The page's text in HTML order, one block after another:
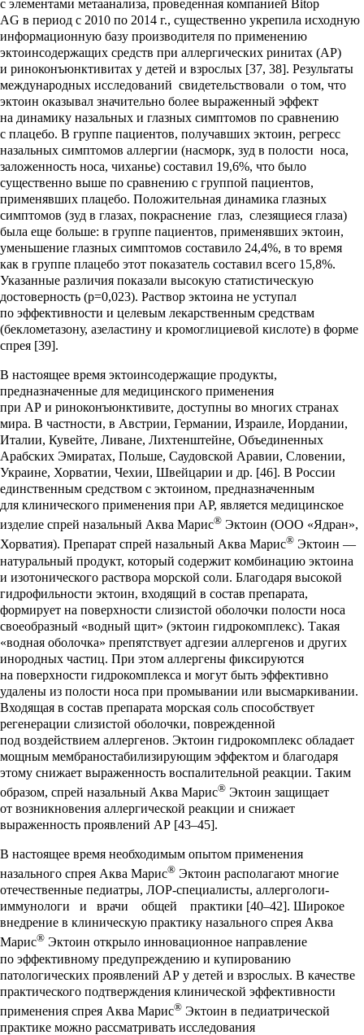
с элементами метаанализа, проведенная компанией Bitop
AG в период с 2010 по 2014 г., существенно укрепила исходную
информационную базу производителя по применению
эктоинсодержащих средств при аллергических ринитах (АР)
и риноконъюнктивитах у детей и взрослых [37, 38]. Результаты
международных исследований свидетельствовали о том, что
эктоин оказывал значительно более выраженный эффект
на динамику назальных и глазных симптомов по сравнению
с плацебо. В группе пациентов, получавших эктоин, регресс
назальных симптомов аллергии (насморк, зуд в полости носа,
заложенность носа, чиханье) составил 19,6%, что было
существенно выше по сравнению с группой пациентов,
применявших плацебо. Положительная динамика глазных
симптомов (зуд в глазах, покраснение глаз, слезящиеся глаза)
была еще больше: в группе пациентов, применявших эктоин,
уменьшение глазных симптомов составило 24,4%, в то время
как в группе плацебо этот показатель составил всего 15,8%.
Указанные различия показали высокую статистическую
достоверность (p=0,023). Раствор эктоина не уступал
по эффективности и целевым лекарственным средствам
(беклометазону, азеластину и кромоглициевой кислоте) в форме
спрея [39].
В настоящее время эктоинсодержащие продукты,
предназначенные для медицинского применения
при АР и риноконъюнктивите, доступны во многих странах
мира. В частности, в Австрии, Германии, Израиле, Иордании,
Италии, Кувейте, Ливане, Лихтенштейне, Объединенных
Арабских Эмиратах, Польше, Саудовской Аравии, Словении,
Украине, Хорватии, Чехии, Швейцарии и др. [46]. В России
единственным средством с эктоином, предназначенным
для клинического применения при АР, является медицинское
изделие спрей назальный Аква Марис® Эктоин (ООО «Ядран»,
Хорватия). Препарат спрей назальный Аква Марис® Эктоин —
натуральный продукт, который содержит комбинацию эктоина
и изотонического раствора морской соли. Благодаря высокой
гидрофильности эктоин, входящий в состав препарата,
формирует на поверхности слизистой оболочки полости носа
своеобразный «водный щит» (эктоин гидрокомплекс). Такая
«водная оболочка» препятствует адгезии аллергенов и других
инородных частиц. При этом аллергены фиксируются
на поверхности гидрокомплекса и могут быть эффективно
удалены из полости носа при промывании или высмаркивании.
Входящая в состав препарата морская соль способствует
регенерации слизистой оболочки, поврежденной
под воздействием аллергенов. Эктоин гидрокомплекс обладает
мощным мембраностабилизирующим эффектом и благодаря
этому снижает выраженность воспалительной реакции. Таким
образом, спрей назальный Аква Марис® Эктоин защищает
от возникновения аллергической реакции и снижает
выраженность проявлений АР [43–45].
В настоящее время необходимым опытом применения
назального спрея Аква Марис® Эктоин располагают многие
отечественные педиатры, ЛОР-специалисты, аллергологи-
иммунологи и врачи общей практики [40–42]. Широкое
внедрение в клиническую практику назального спрея Аква
Марис® Эктоин открыло инновационное направление
по эффективному предупреждению и купированию
патологических проявлений АР у детей и взрослых. В качестве
практического подтверждения клинической эффективности
применения спрея Аква Марис® Эктоин в педиатрической
практике можно рассматривать исследования